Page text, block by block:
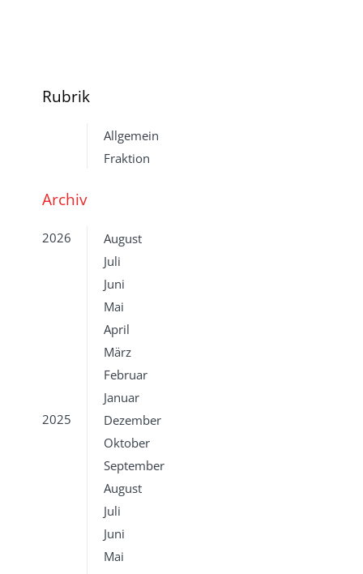
Rubrik
Allgemein
Fraktion
Archiv
2026
August
Juli
Juni
Mai
April
März
Februar
Januar
2025
Dezember
Oktober
September
August
Juli
Juni
Mai